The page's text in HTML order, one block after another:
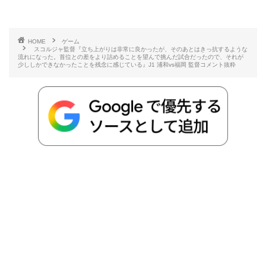
b
o
k
t
e
r
n
a
n
o
t
e
L
i
n
k
HOME
ゲーム
スコルジャ監督『立ち上がりは非常に良かったが、そのあとはきっ抗するような
流れになった。首位との差をより詰めることを望んで挑んだ試合だったので、それが
少ししかできなかったことを残念に感じている』J1 浦和vs福岡 監督コメント抜粋